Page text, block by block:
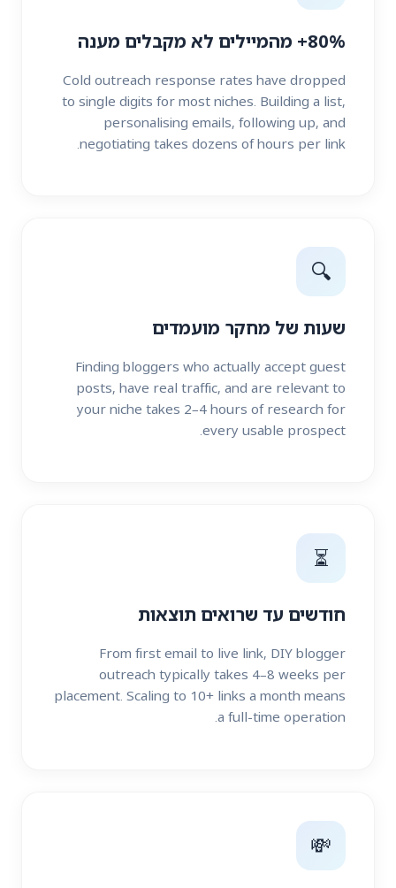
80%+ מהמיילים לא מקבלים מענה
Cold outreach response rates have dropped
to single digits for most niches. Building a list,
personalising emails, following up, and
negotiating takes dozens of hours per link.
🔍
שעות של מחקר מועמדים
Finding bloggers who actually accept guest
posts, have real traffic, and are relevant to
your niche takes 2–4 hours of research for
every usable prospect.
⏳
חודשים עד שרואים תוצאות
From first email to live link, DIY blogger
outreach typically takes 4–8 weeks per
placement. Scaling to 10+ links a month means
a full-time operation.
💸